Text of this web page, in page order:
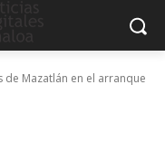
Mazatlán en el arranque